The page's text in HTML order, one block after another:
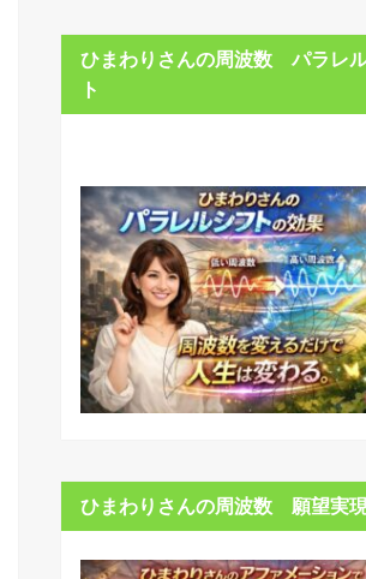
ひまわりさんの周波数 パラレ
ト
ひまわりさんの周波数 願望実